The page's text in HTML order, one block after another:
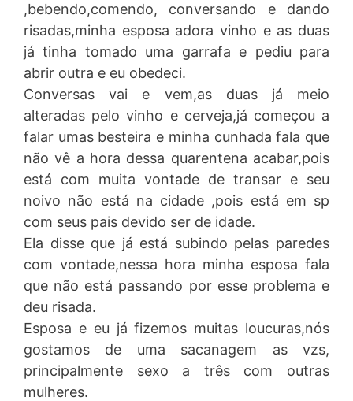
,bebendo,comendo, conversando e dando
risadas,minha esposa adora vinho e as duas
já tinha tomado uma garrafa e pediu para
abrir outra e eu obedeci.
Conversas vai e vem,as duas já meio
alteradas pelo vinho e cerveja,já começou a
falar umas besteira e minha cunhada fala que
não vê a hora dessa quarentena acabar,pois
está com muita vontade de transar e seu
noivo não está na cidade ,pois está em sp
com seus pais devido ser de idade.
Ela disse que já está subindo pelas paredes
com vontade,nessa hora minha esposa fala
que não está passando por esse problema e
deu risada.
Esposa e eu já fizemos muitas loucuras,nós
gostamos de uma sacanagem as vzs,
principalmente sexo a três com outras
mulheres.